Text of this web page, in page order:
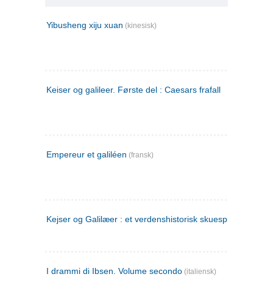
Yibusheng xiju xuan (kinesisk)
Keiser og galileer. Første del : Caesars frafall
Empereur et galiléen (fransk)
Kejser og Galilæer : et verdenshistorisk skuespil
I drammi di Ibsen. Volume secondo (italiensk)